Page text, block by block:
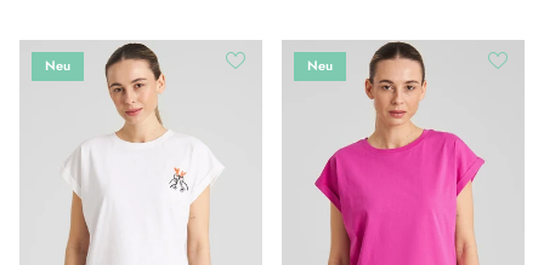
Neu Neu